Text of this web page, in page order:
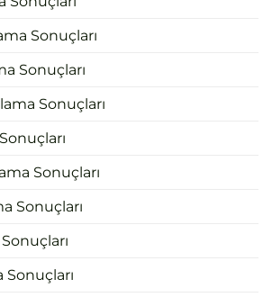
Sonuçları
Sonuçları
Sonuçları
Sonuçları
Sonuçları